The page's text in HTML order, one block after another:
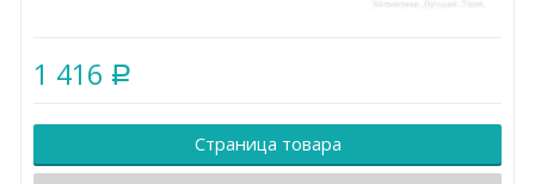
1 416 Р
Страница товара